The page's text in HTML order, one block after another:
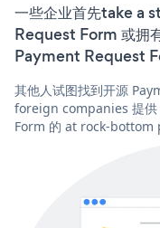
一些企业首先take a
Request Form 或拥
Payment Request
其他人试图找到开源
foreign companies 提
Form 的 at rock-bottom